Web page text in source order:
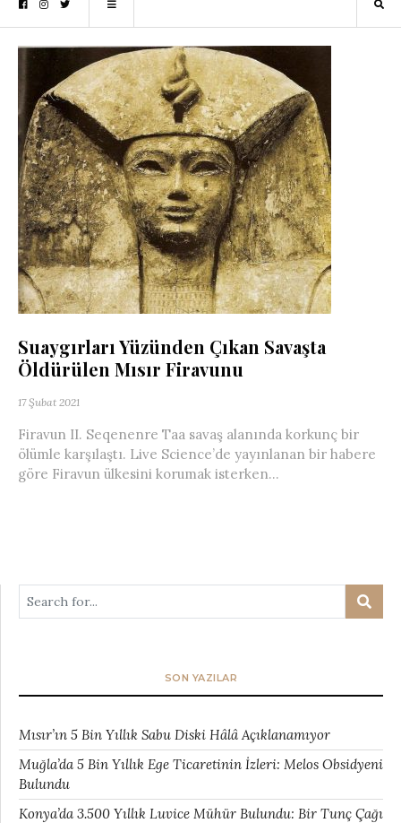
Suaygırları Yüzünden Çıkan Savaşta
Öldürülen Mısır Firavunu
17 Şubat 2021
Firavun II. Seqenenre Taa savaş alanında korkunç bir
ölümle karşılaştı. Live Science’de yayınlanan bir habere
göre Firavun ülkesini korumak isterken...
SON YAZILAR
Mısır’ın 5 Bin Yıllık Sabu Diski Hâlâ Açıklanamıyor
Muğla’da 5 Bin Yıllık Ege Ticaretinin İzleri: Melos Obsidyeni
Bulundu
Konya’da 3.500 Yıllık Luvice Mühür Bulundu: Bir Tunç Çağı